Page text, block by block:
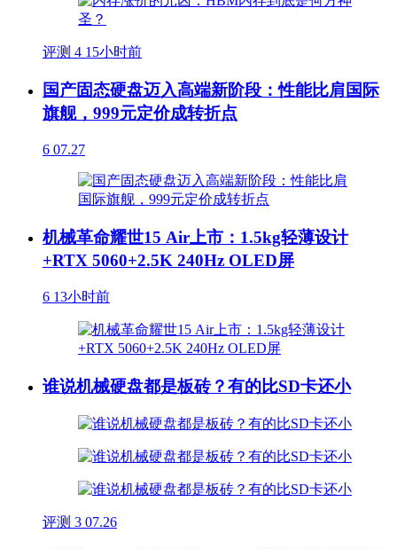
评测 4 15小时前
国产固态硬盘迈入高端新阶段：性能比肩国际
旗舰，999元定价成转折点
6 07.27
机械革命耀世15 Air上市：1.5kg轻薄设计
+RTX 5060+2.5K 240Hz OLED屏
6 13小时前
谁说机械硬盘都是板砖？有的比SD卡还小
评测 3 07.26